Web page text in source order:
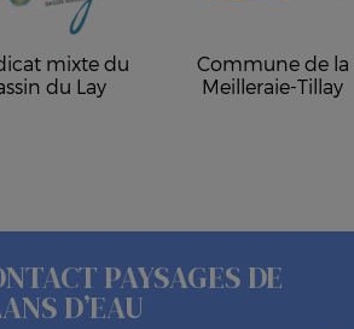
mixte du
du Lay
Commune de la
Meilleraie-Tillay
PAYSAGES DE
D’EAU